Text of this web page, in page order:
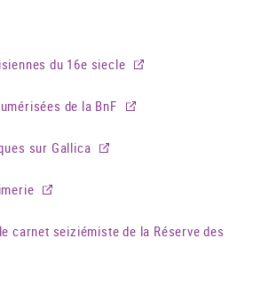
du 16e siecle
de la BnF
sur Gallica
carnet seiziémiste de la Réserve des